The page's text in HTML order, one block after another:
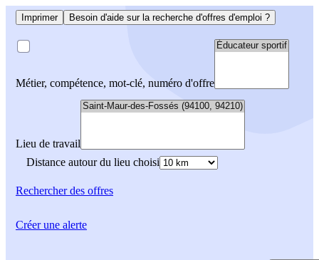
Imprimer Besoin d'aide sur la recherche d'offres d'emploi ?
Métier, compétence, mot-clé, numéro d'offre
Lieu de travail
Distance autour du lieu choisi
Rechercherdes offres
Créer une alerte